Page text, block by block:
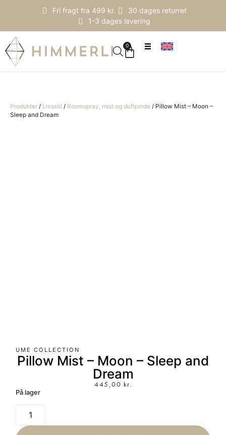
Fri fragt fra 499 kr.
30 dages returret
1-3 dages levering
0
Produkter / Livsstil / Roomspray, mist og duftpinde / Pillow Mist – Moon –
Sleep and Dream
UME COLLECTION
Pillow Mist – Moon – Sleep and
Dream
445,00 kr.
På lager